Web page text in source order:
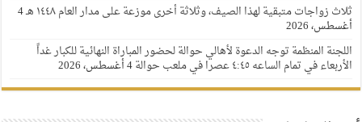
ثلاث زواجات متبقية لهذا الصيف، وثلاثة أخرى موزعة على مدار العام ١٤٤٨ هـ
4
أغسطس، 2026
اللجنة المنظمة توجه الدعوة لأهالي حوالة لحضور المباراة النهائية للكبار غداً
الأربعاء في تمام الساعه ٤:٤٥ عصرا في ملعب حوالة 4 أغسطس، 2026